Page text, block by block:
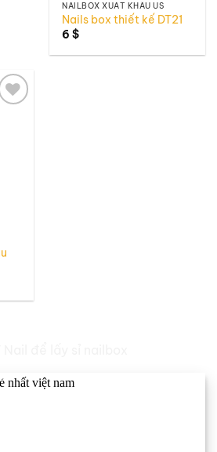
NAILBOX XUẤT KHẨU US
Nails box thiết kế DT21
6$